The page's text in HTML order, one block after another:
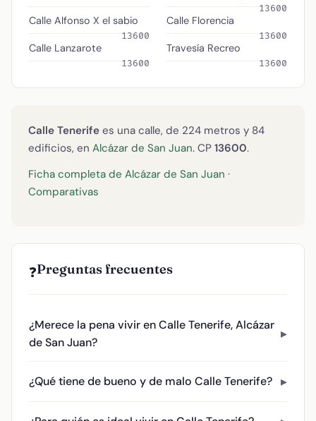
Calle Alfonso X el sabio
13600
Calle Lanzarote
13600
13600
Calle Florencia
13600
Travesía Recreo
13600
Calle Tenerife es una calle, de 224 metros y 84
edificios, en Alcázar de San Juan. CP 13600.
Ficha completa de Alcázar de San Juan ·
Comparativas
❓Preguntas frecuentes
¿Merece la pena vivir en Calle Tenerife, Alcázar
de San Juan?
¿Qué tiene de bueno y de malo Calle Tenerife?